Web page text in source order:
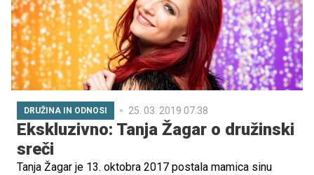
poiskali nekaj najbolj zanimivih in priljubljenih družinskih
destinacij za ta čas. Kam jo torej lahko mahnete za
letošnji praznik dela?
DRUŽINA IN ODNOSI 25. 03. 2019 07.38
Ekskluzivno: Tanja Žagar o družinski
sreči
Tanja Žagar je 13. oktobra 2017 postala mamica sinu